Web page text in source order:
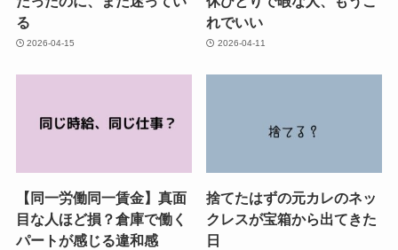
る
2026-04-15
れでいい
2026-04-11
【同一労働同一賃金】真面
目な人ほど損？倉庫で働く
パートが感じる違和感
捨てたはずの元カレのネッ
クレスが宝箱から出てきた
日